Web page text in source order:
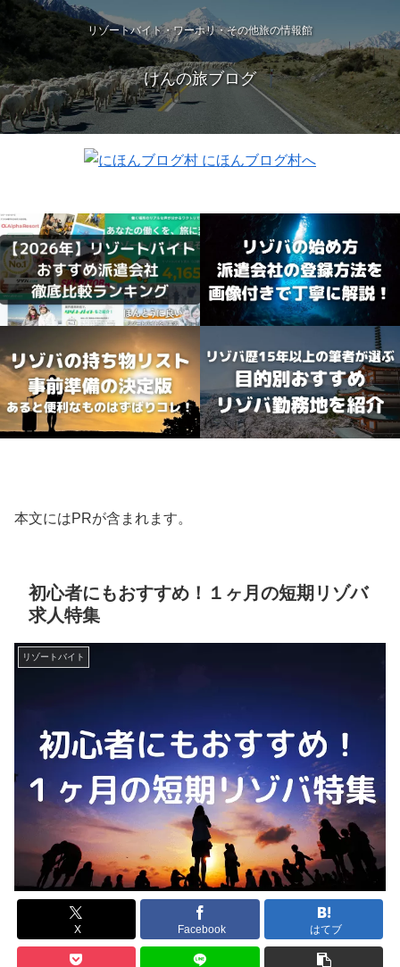
リゾートバイト・ワーホリ・その他旅の情報館
けんの旅ブログ
本文にはPRが含まれます。
初心者にもおすすめ！１ヶ月の短期リゾバ
求人特集
リゾートバイト
X Facebook はてブ